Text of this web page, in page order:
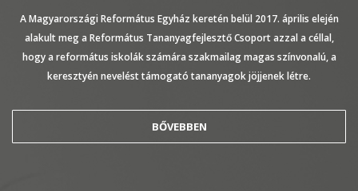
A Magyarországi Református Egyház keretén belül 2017. április elején
alakult meg a Református Tananyagfejlesztő Csoport azzal a céllal,
hogy a református iskolák számára szakmailag magas színvonalú, a
keresztyén nevelést támogató tananyagok jöjjenek létre.
BŐVEBBEN